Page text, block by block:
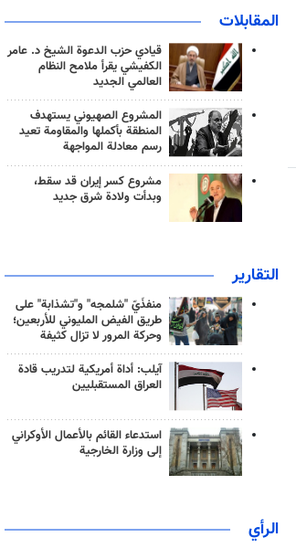
المقابلات
قيادي حزب الدعوة الشيخ د. عامر
الكفيشي يقرأ ملامح النظام
العالمي الجديد
المشروع الصهيوني يستهدف
المنطقة بأكملها والمقاومة تعيد
رسم معادلة المواجهة
مشروع كسر إيران قد سقط،
وبدأت ولادة شرق جديد
التقارير
منفذَيّ "شلمجه" و"تشذابة" على
طريق الفيض المليوني للأربعين؛
وحركة المرور لا تزال كثيفة
آيلب: أداة أمريكية لتدريب قادة
العراق المستقبليين
استدعاء القائم بالأعمال الأوكراني
إلى وزارة الخارجية
الرأي